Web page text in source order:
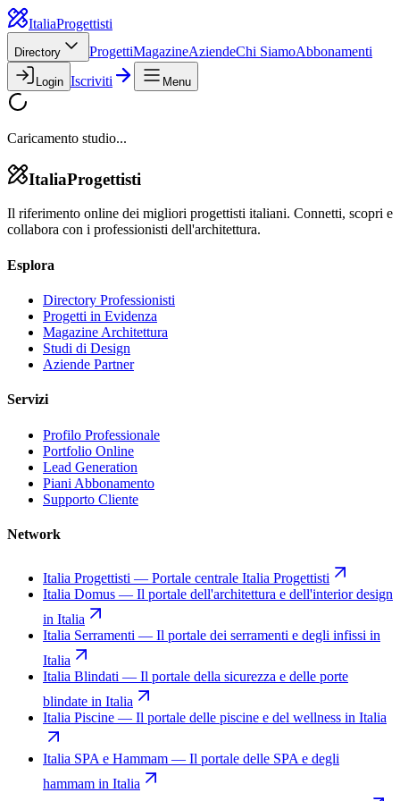
ItaliaProgettisti
Directory ProgettiMagazineAziendeChi SiamoAbbonamenti
Login Iscriviti Menu
Caricamento studio...
ItaliaProgettisti
Il riferimento online dei migliori progettisti italiani. Connetti, scopri e
collabora con i professionisti dell'architettura.
Esplora
Directory Professionisti
Progetti in Evidenza
Magazine Architettura
Studi di Design
Aziende Partner
Servizi
Profilo Professionale
Portfolio Online
Lead Generation
Piani Abbonamento
Supporto Cliente
Network
Italia Progettisti — Portale centrale Italia Progettisti
Italia Domus — Il portale dell'architettura e dell'interior design
in Italia
Italia Serramenti — Il portale dei serramenti e degli infissi in
Italia
Italia Blindati — Il portale della sicurezza e delle porte
blindate in Italia
Italia Piscine — Il portale delle piscine e del wellness in Italia
Italia SPA e Hammam — Il portale delle SPA e degli
hammam in Italia